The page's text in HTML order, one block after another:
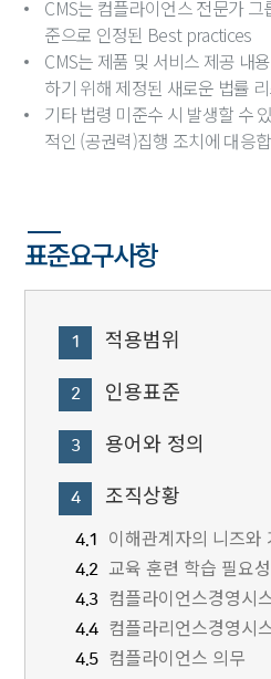
CMS는 컴플라이언스 전문가
준으로 인정된 Best practices
CMS는 제품 및 서비스 제공 내
하기 위해 제정된 새로운 법률
기타 법령 미준수 시 발생할 수
적인 (공권력)집행 조치에 대응
표준요구사항
1 적용범위
2 인용표준
3 용어와 정의
4 조직상황
4.1 이해관계자의 니즈와
4.2 교육 훈련 학습 필요
4.3 컴플라이언스경영시
4.4 컴플라리언스경영시
4.5 컴플라이언스 의무